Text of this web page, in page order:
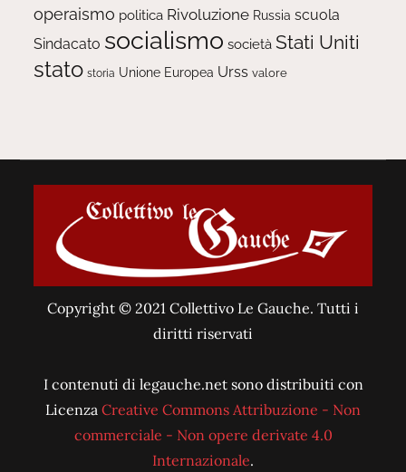
operaismo politica Rivoluzione Russia scuola
Sindacato socialismo società Stati Uniti
stato storia Unione Europea Urss valore
Copyright © 2021 Collettivo Le Gauche. Tutti i
diritti riservati
I contenuti di legauche.net sono distribuiti con
Licenza Creative Commons Attribuzione - Non
commerciale - Non opere derivate 4.0
Internazionale.